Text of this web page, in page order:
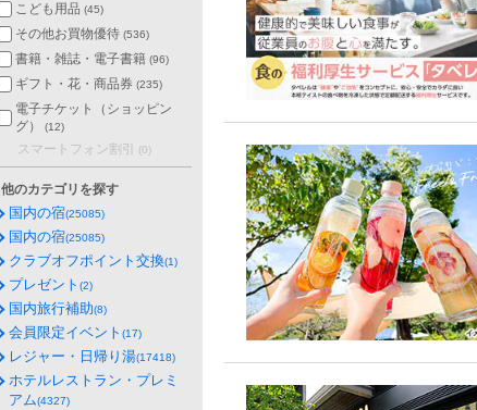
こども用品 (45)
その他お買物優待 (536)
書籍・雑誌・電子書籍 (96)
ギフト・花・商品券 (235)
電子チケット（ショッピン
グ）
(12)
スマートフォン割引 (0)
他のカテゴリを探す
国内の宿(25085)
国内の宿(25085)
クラブオフポイント交換(1)
プレゼント (2)
国内旅行補助(8)
会員限定イベント (17)
レジャー・日帰り湯(17418)
ホテルレストラン・プレミ
アム(4327)